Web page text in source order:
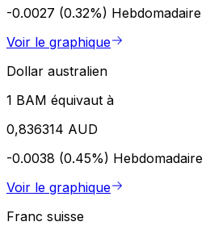
-0.0027 (0.32%) Hebdomadaire
Voir le graphique
Dollar australien
1 BAM équivaut à
0,836314 AUD
-0.0038 (0.45%) Hebdomadaire
Voir le graphique
Franc suisse